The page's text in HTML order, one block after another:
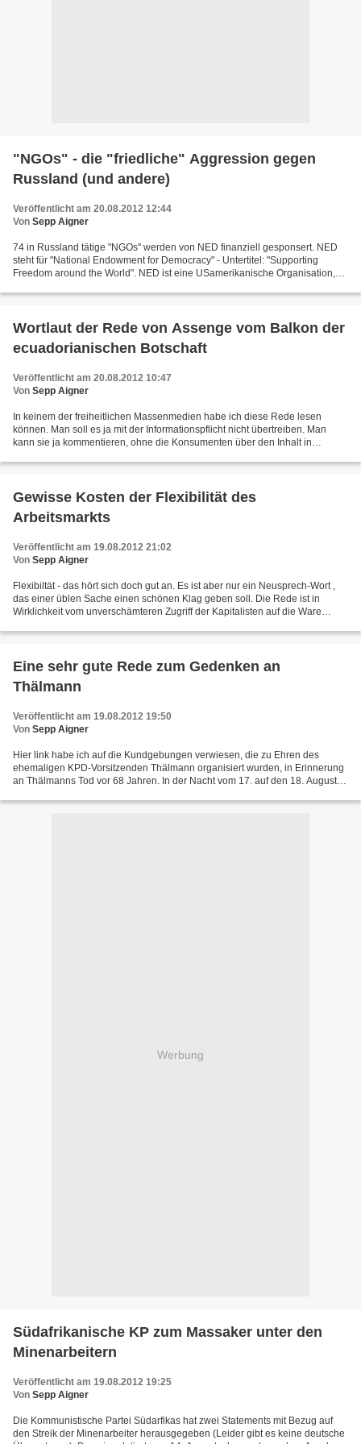
"NGOs" - die "friedliche" Aggression gegen
Russland (und andere)
Veröffentlicht am 20.08.2012 12:44
Von Sepp Aigner
74 in Russland tätige "NGOs" werden von NED finanziell gesponsert. NED
steht für "National Endowment for Democracy" - Untertitel: "Supporting
Freedom around the World". NED ist eine USamerikanische Organisation,
Wortlaut der Rede von Assenge vom Balkon der
ecuadorianischen Botschaft
Veröffentlicht am 20.08.2012 10:47
Von Sepp Aigner
In keinem der freiheitlichen Massenmedien habe ich diese Rede lesen
können. Man soll es ja mit der Informationspflicht nicht übertreiben. Man
kann sie ja kommentieren, ohne die Konsumenten über den Inhalt in
Gewisse Kosten der Flexibilität des
Arbeitsmarkts
Veröffentlicht am 19.08.2012 21:02
Von Sepp Aigner
Flexibiltät - das hört sich doch gut an. Es ist aber nur ein Neusprech-Wort ,
das einer üblen Sache einen schönen Klag geben soll. Die Rede ist in
Wirklichkeit vom unverschämteren Zugriff der Kapitalisten auf die Ware
Eine sehr gute Rede zum Gedenken an
Thälmann
Veröffentlicht am 19.08.2012 19:50
Von Sepp Aigner
Hier link habe ich auf die Kundgebungen verwiesen, die zu Ehren des
ehemaligen KPD-Vorsitzenden Thälmann organisiert wurden, in Erinnerung
an Thälmanns Tod vor 68 Jahren. In der Nacht vom 17. auf den 18. August
Werbung
Südafrikanische KP zum Massaker unter den
Minenarbeitern
Veröffentlicht am 19.08.2012 19:25
Von Sepp Aigner
Die Kommunistische Partei Südarfikas hat zwei Statements mit Bezug auf
den Streik der Minenarbeiter herausgegeben (Leider gibt es keine deutsche